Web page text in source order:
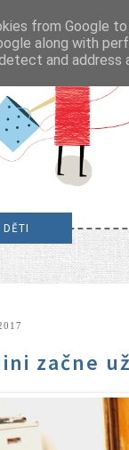
DĚTI
začne
from Google
along with
and address